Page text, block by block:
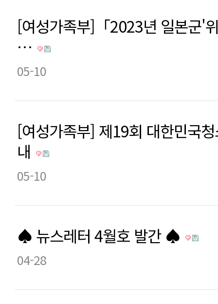
[여성가족부]「2023년 일본군'
…
05-10
[여성가족부] 제19회 대한민국
내
05-10
♠ 뉴스레터 4월호 발간 ♠
04-28